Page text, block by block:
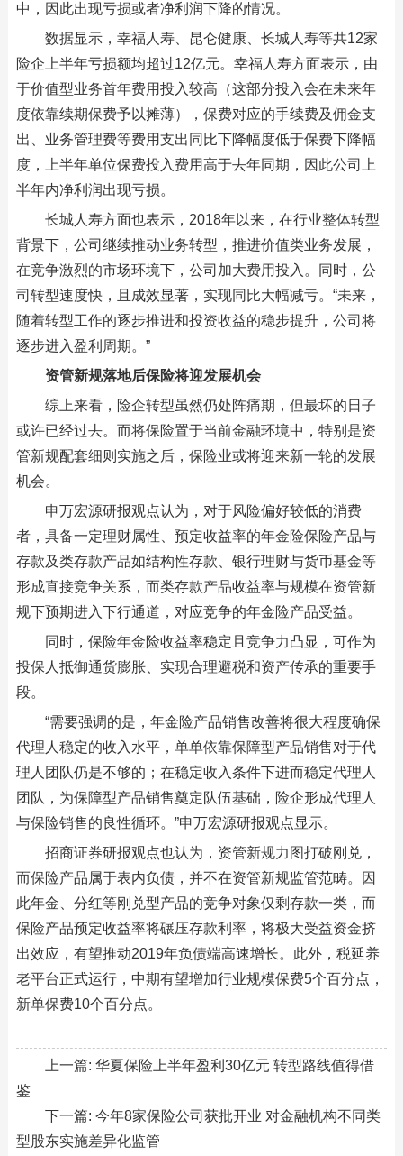
中，因此出现亏损或者净利润下降的情况。
数据显示，幸福人寿、昆仑健康、长城人寿等共12家
险企上半年亏损额均超过12亿元。幸福人寿方面表示，由
于价值型业务首年费用投入较高（这部分投入会在未来年
度依靠续期保费予以摊薄），保费对应的手续费及佣金支
出、业务管理费等费用支出同比下降幅度低于保费下降幅
度，上半年单位保费投入费用高于去年同期，因此公司上
半年内净利润出现亏损。
长城人寿方面也表示，2018年以来，在行业整体转型
背景下，公司继续推动业务转型，推进价值类业务发展，
在竞争激烈的市场环境下，公司加大费用投入。同时，公
司转型速度快，且成效显著，实现同比大幅减亏。“未来，
随着转型工作的逐步推进和投资收益的稳步提升，公司将
逐步进入盈利周期。”
资管新规落地后保险将迎发展机会
综上来看，险企转型虽然仍处阵痛期，但最坏的日子
或许已经过去。而将保险置于当前金融环境中，特别是资
管新规配套细则实施之后，保险业或将迎来新一轮的发展
机会。
申万宏源研报观点认为，对于风险偏好较低的消费
者，具备一定理财属性、预定收益率的年金险保险产品与
存款及类存款产品如结构性存款、银行理财与货币基金等
形成直接竞争关系，而类存款产品收益率与规模在资管新
规下预期进入下行通道，对应竞争的年金险产品受益。
同时，保险年金险收益率稳定且竞争力凸显，可作为
投保人抵御通货膨胀、实现合理避税和资产传承的重要手
段。
“需要强调的是，年金险产品销售改善将很大程度确保
代理人稳定的收入水平，单单依靠保障型产品销售对于代
理人团队仍是不够的；在稳定收入条件下进而稳定代理人
团队，为保障型产品销售奠定队伍基础，险企形成代理人
与保险销售的良性循环。”申万宏源研报观点显示。
招商证券研报观点也认为，资管新规力图打破刚兑，
而保险产品属于表内负债，并不在资管新规监管范畴。因
此年金、分红等刚兑型产品的竞争对象仅剩存款一类，而
保险产品预定收益率将碾压存款利率，将极大受益资金挤
出效应，有望推动2019年负债端高速增长。此外，税延养
老平台正式运行，中期有望增加行业规模保费5个百分点，
新单保费10个百分点。
上一篇: 华夏保险上半年盈利30亿元 转型路线值得借
鉴
下一篇: 今年8家保险公司获批开业 对金融机构不同类
型股东实施差异化监管